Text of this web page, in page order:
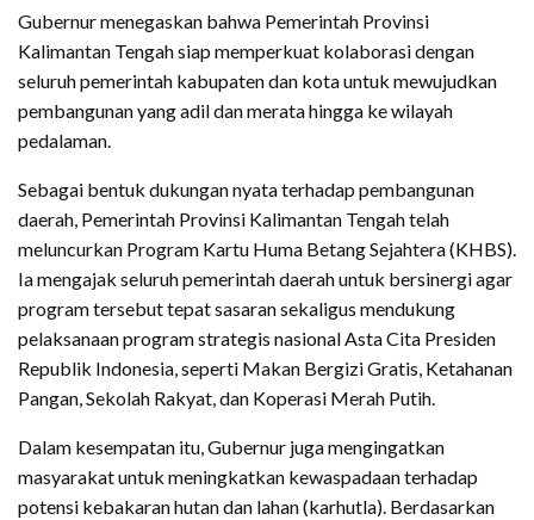
Gubernur menegaskan bahwa Pemerintah Provinsi
Kalimantan Tengah siap memperkuat kolaborasi dengan
seluruh pemerintah kabupaten dan kota untuk mewujudkan
pembangunan yang adil dan merata hingga ke wilayah
pedalaman.
Sebagai bentuk dukungan nyata terhadap pembangunan
daerah, Pemerintah Provinsi Kalimantan Tengah telah
meluncurkan Program Kartu Huma Betang Sejahtera (KHBS).
Ia mengajak seluruh pemerintah daerah untuk bersinergi agar
program tersebut tepat sasaran sekaligus mendukung
pelaksanaan program strategis nasional Asta Cita Presiden
Republik Indonesia, seperti Makan Bergizi Gratis, Ketahanan
Pangan, Sekolah Rakyat, dan Koperasi Merah Putih.
Dalam kesempatan itu, Gubernur juga mengingatkan
masyarakat untuk meningkatkan kewaspadaan terhadap
potensi kebakaran hutan dan lahan (karhutla). Berdasarkan